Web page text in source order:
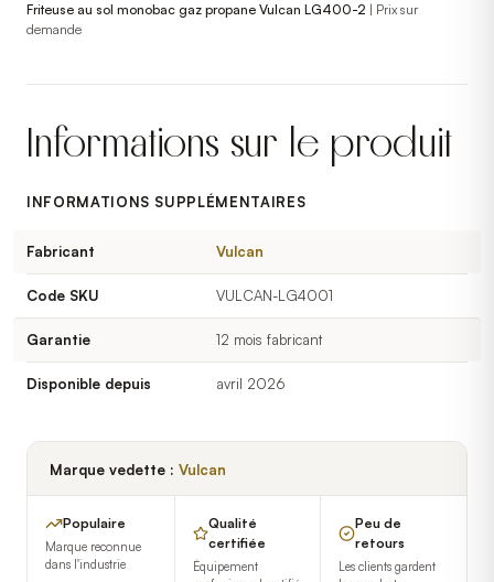
Friteuse au sol monobac gaz propane Vulcan LG400-2 | Prix sur
demande
Informations sur le produit
INFORMATIONS SUPPLÉMENTAIRES
Fabricant Vulcan
Code SKU VULCAN-LG4001
Garantie 12 mois fabricant
Disponible depuis avril 2026
Marque vedette : Vulcan
Populaire
Marque reconnue
dans l'industrie
Qualité
certifiée
Équipement
Peu de
retours
Les clients gardent